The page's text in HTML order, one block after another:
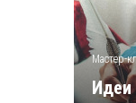
Мастер-
Идеи